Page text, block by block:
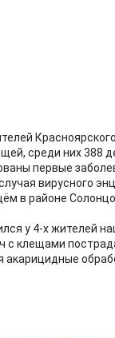
среди них 388
первые
вирусного
в районе
у 4-х жителей
с клещами